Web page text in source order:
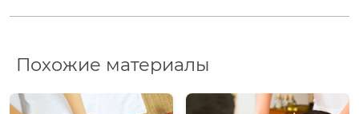
Похожие материалы